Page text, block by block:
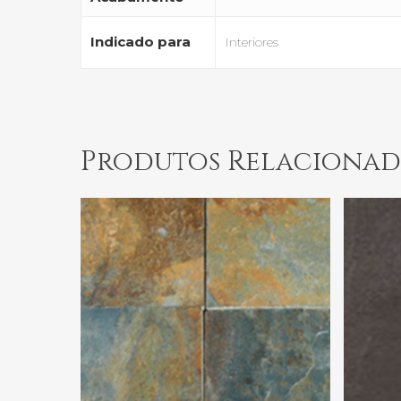
Indicado para Interiores
Produtos